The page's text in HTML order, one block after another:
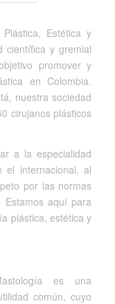
Estética y
científica y gremial
promover y
en Colombia.
nuestra sociedad
cirujanos plásticos
a la especialidad
internacional, al
por las normas
aquí para
plástica, estética y
es una
común, cuyo